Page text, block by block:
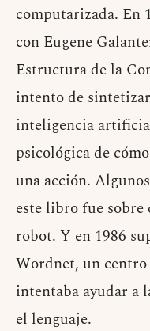
computarizada. En
con Eugene
Estructura de la
intento de
inteligencia
psicológica de
una acción.
este libro fue
robot. Y en 1986
Wordnet, un
intentaba ayudar a
el lenguaje.